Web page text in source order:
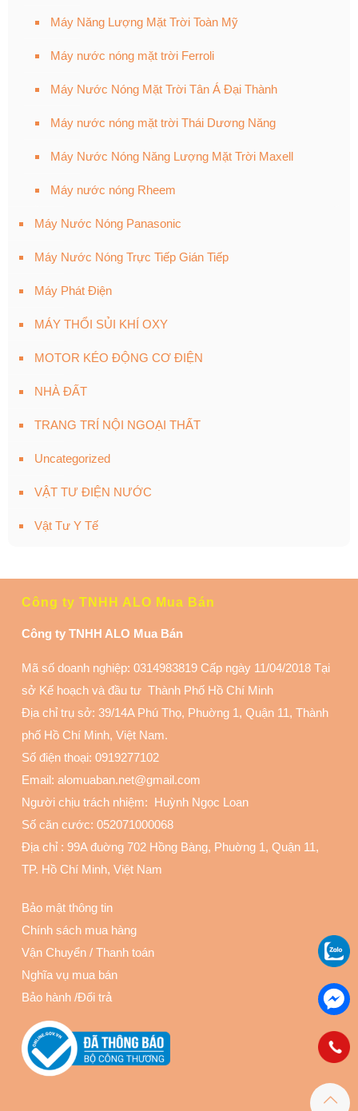
Máy Năng Lượng Mặt Trời Toàn Mỹ
Máy nước nóng mặt trời Ferroli
Máy Nước Nóng Mặt Trời Tân Á Đại Thành
Máy nước nóng mặt trời Thái Dương Năng
Máy Nước Nóng Năng Lượng Mặt Trời Maxell
Máy nước nóng Rheem
Máy Nước Nóng Panasonic
Máy Nước Nóng Trực Tiếp Gián Tiếp
Máy Phát Điện
MÁY THỔI SỦI KHÍ OXY
MOTOR KÉO ĐỘNG CƠ ĐIỆN
NHÀ ĐẤT
TRANG TRÍ NỘI NGOẠI THẤT
Uncategorized
VẬT TƯ ĐIỆN NƯỚC
Vật Tư Y Tế
Công ty TNHH ALO Mua Bán
Công ty TNHH ALO Mua Bán
Mã số doanh nghiệp: 0314983819 Cấp ngày 11/04/2018 Tại
sở Kế hoạch và đầu tư Thành Phố Hồ Chí Minh
Địa chỉ trụ sở: 39/14A Phú Thọ, Phuờng 1, Quận 11, Thành
phố Hồ Chí Minh, Việt Nam.
Số điện thoại: 0919277102
Email: alomuaban.net@gmail.com
Người chịu trách nhiệm: Huỳnh Ngọc Loan
Số căn cước: 052071000068
Địa chỉ : 99A đuờng 702 Hồng Bàng, Phuờng 1, Quận 11,
TP. Hồ Chí Minh, Việt Nam
Bảo mật thông tin
Chính sách mua hàng
Vận Chuyển / Thanh toán
Nghĩa vụ mua bán
Bảo hành /Đổi trả